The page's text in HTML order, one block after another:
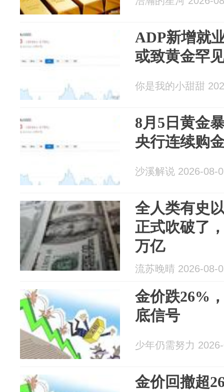
ADP新增就
或致黄金罕
你是我的小甜甜
8月5日黄金
央行连续购
沙溪解说 2026-08-
全人类有史
正式吹破了
万亿
流苏晚晴 2026-08-
金价跌26%
底信号
少年仍需努力
金价回撤超